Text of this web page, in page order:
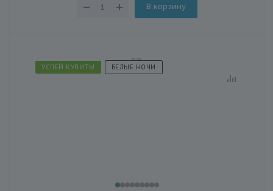
В корзину
УСПЕЙ КУПИТЬ! БЕЛЫЕ НОЧИ